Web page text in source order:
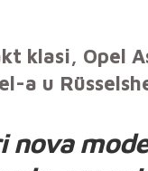
klasi, Opel
a u
nova